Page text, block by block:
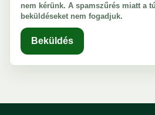
nem kérünk. A spamszűrés miatt a
beküldéseket nem fogadjuk.
Beküldés